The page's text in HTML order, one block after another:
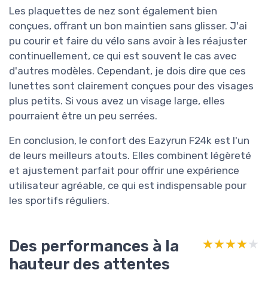
Les plaquettes de nez sont également bien
conçues, offrant un bon maintien sans glisser. J'ai
pu courir et faire du vélo sans avoir à les réajuster
continuellement, ce qui est souvent le cas avec
d'autres modèles. Cependant, je dois dire que ces
lunettes sont clairement conçues pour des visages
plus petits. Si vous avez un visage large, elles
pourraient être un peu serrées.
En conclusion, le confort des Eazyrun F24k est l'un
de leurs meilleurs atouts. Elles combinent légèreté
et ajustement parfait pour offrir une expérience
utilisateur agréable, ce qui est indispensable pour
les sportifs réguliers.
Des performances à la
hauteur des attentes
★★★★★
★★★★★